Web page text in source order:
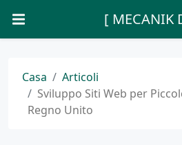
[ MECANIK
Casa
Articoli
Sviluppo Siti Web per
Regno Unito